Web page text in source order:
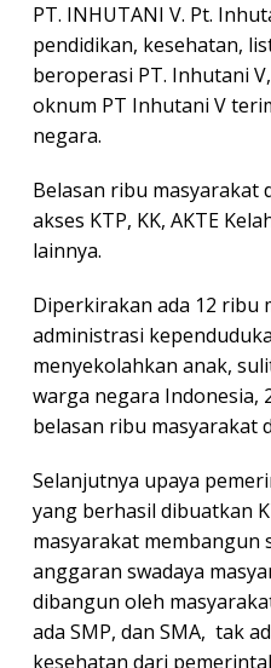
PT. INHUTANI V. Pt.
pendidikan, kesehatan,
beroperasi PT. Inhutani
oknum PT Inhutani V
negara.
Belasan ribu masyarakat
akses KTP, KK, AKTE
lainnya.
Diperkirakan ada 12 ribu
administrasi
menyekolahkan anak,
warga negara Indonesia,
belasan ribu masyarakat
Selanjutnya upaya
yang berhasil dibuatkan
masyarakat membangun
anggaran swadaya
dibangun oleh
ada SMP, dan SMA, tak
kesehatan dari